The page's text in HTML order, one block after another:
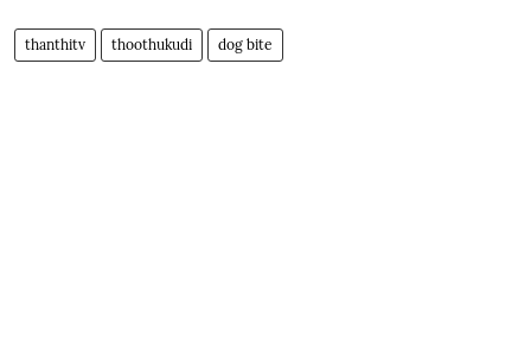
thanthitv thoothukudi dog bite